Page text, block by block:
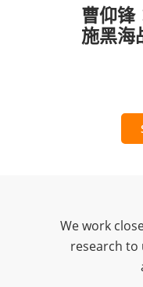
曹仰锋
施黑海
We work
research to